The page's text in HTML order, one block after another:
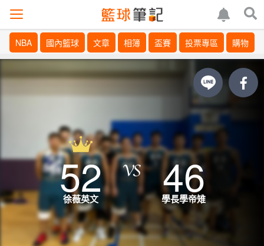
NBA 國內籃球 文章 相簿 盃賽 投票專區 購物
52
徐薇英文 46
學長學帝雉